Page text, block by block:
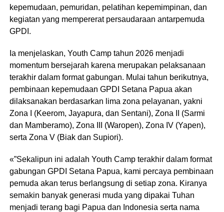
kepemudaan, pemuridan, pelatihan kepemimpinan, dan
kegiatan yang mempererat persaudaraan antarpemuda
GPDI.
Ia menjelaskan, Youth Camp tahun 2026 menjadi
momentum bersejarah karena merupakan pelaksanaan
terakhir dalam format gabungan. Mulai tahun berikutnya,
pembinaan kepemudaan GPDI Setana Papua akan
dilaksanakan berdasarkan lima zona pelayanan, yakni
Zona I (Keerom, Jayapura, dan Sentani), Zona II (Sarmi
dan Mamberamo), Zona III (Waropen), Zona IV (Yapen),
serta Zona V (Biak dan Supiori).
«”Sekalipun ini adalah Youth Camp terakhir dalam format
gabungan GPDI Setana Papua, kami percaya pembinaan
pemuda akan terus berlangsung di setiap zona. Kiranya
semakin banyak generasi muda yang dipakai Tuhan
menjadi terang bagi Papua dan Indonesia serta nama